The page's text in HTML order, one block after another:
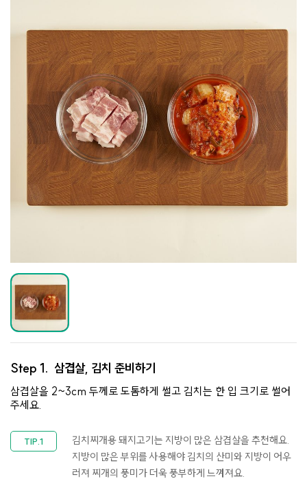
Step 1. 삼겹살, 김치 준비하기
삼겹살을 2~3cm 두께로 도톰하게 썰고 김치는 한 입 크기로 썰어
주세요.
김치찌개용 돼지고기는 지방이 많은 삼겹살을 추천해요.
지방이 많은 부위를 사용해야 김치의 산미와 지방이 어우
러져 찌개의 풍미가 더욱 풍부하게 느껴져요.